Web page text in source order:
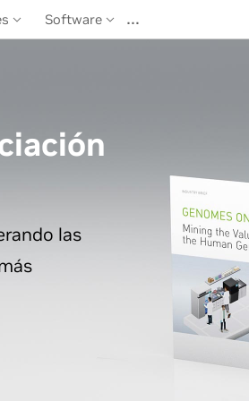
Software …
las